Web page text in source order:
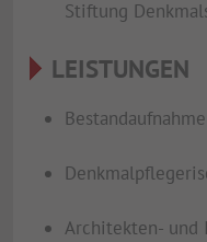
Stiftung
LEISTUNGEN
Architekten- und